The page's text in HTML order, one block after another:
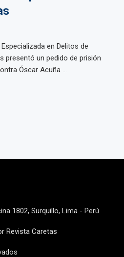
en Delitos de
presentó un pedido de prisión
Óscar Acuña ...
1802, Surquillo, Lima - Perú
Revista Caretas